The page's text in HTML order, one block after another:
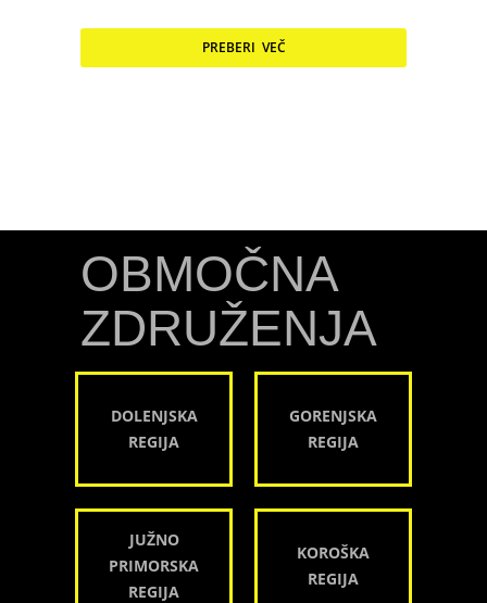
PREBERI VEČ
OBMOČNA
ZDRUŽENJA
DOLENJSKA
REGIJA
GORENJSKA
REGIJA
JUŽNO
PRIMORSKA
REGIJA
KOROŠKA
REGIJA